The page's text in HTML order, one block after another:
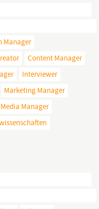
Manager
Content Manager
Interviewer
Marketing Manager
Manager